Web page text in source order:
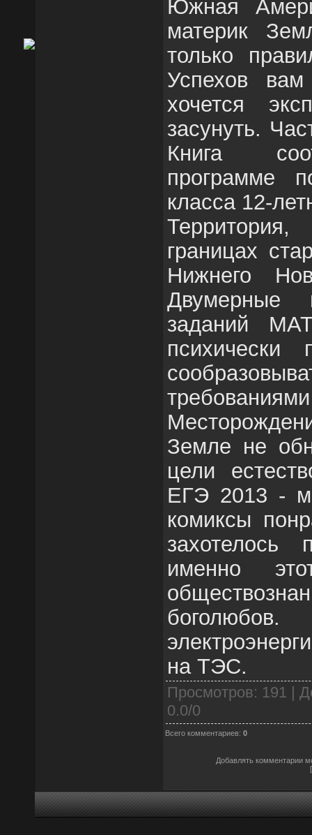
Южная
материк
только
Успехов
хочется
засунуть.
Книга
программе
класса 12-
границах
Нижнего
Двумерные
заданий
психически
Земле не
цели
ЕГЭ 2013 -
комиксы
захотелось
именно
на ТЭС.
Просмотров: 191 |
0.0/0
Всего комментариев: 0
Добавлять комментарии